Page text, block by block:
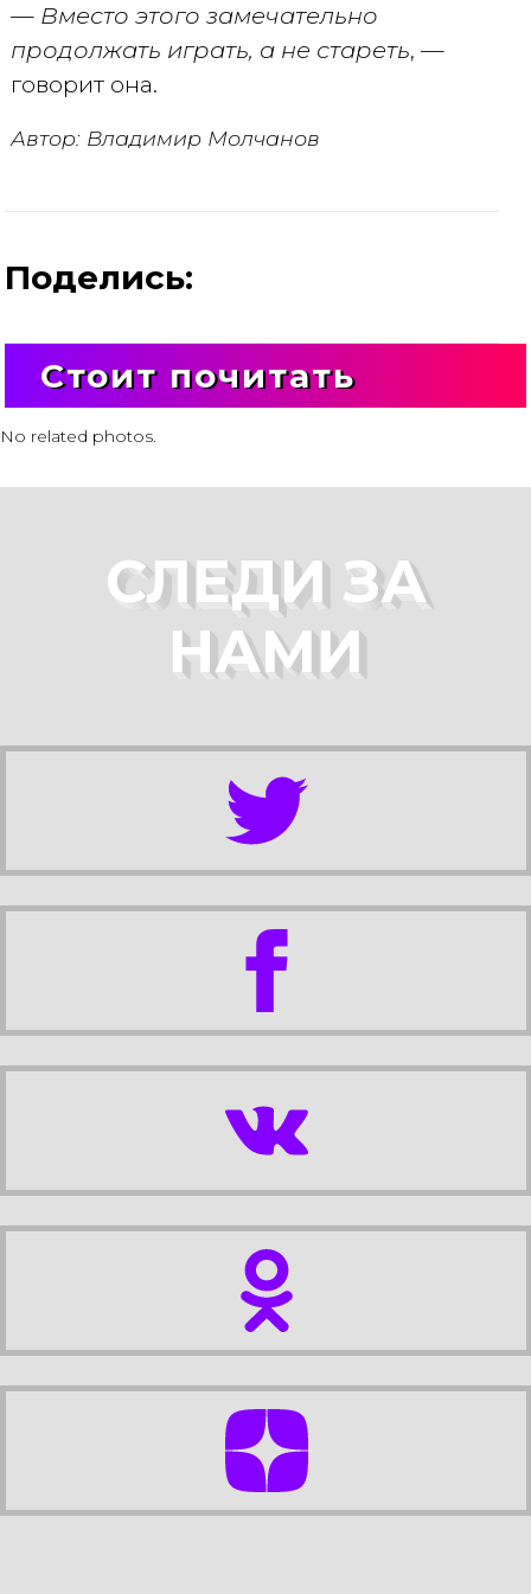
— Вместо этого замечательно
продолжать играть, а не стареть, —
говорит она.
Автор: Владимир Молчанов
Поделись:
Стоит почитать
No related photos.
СЛЕДИ ЗА
НАМИ